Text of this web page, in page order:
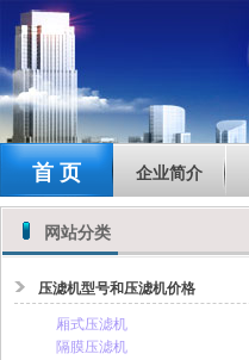
首 页 企业简介
网站分类
压滤机型号和压滤机价格
厢式压滤机
隔膜压滤机